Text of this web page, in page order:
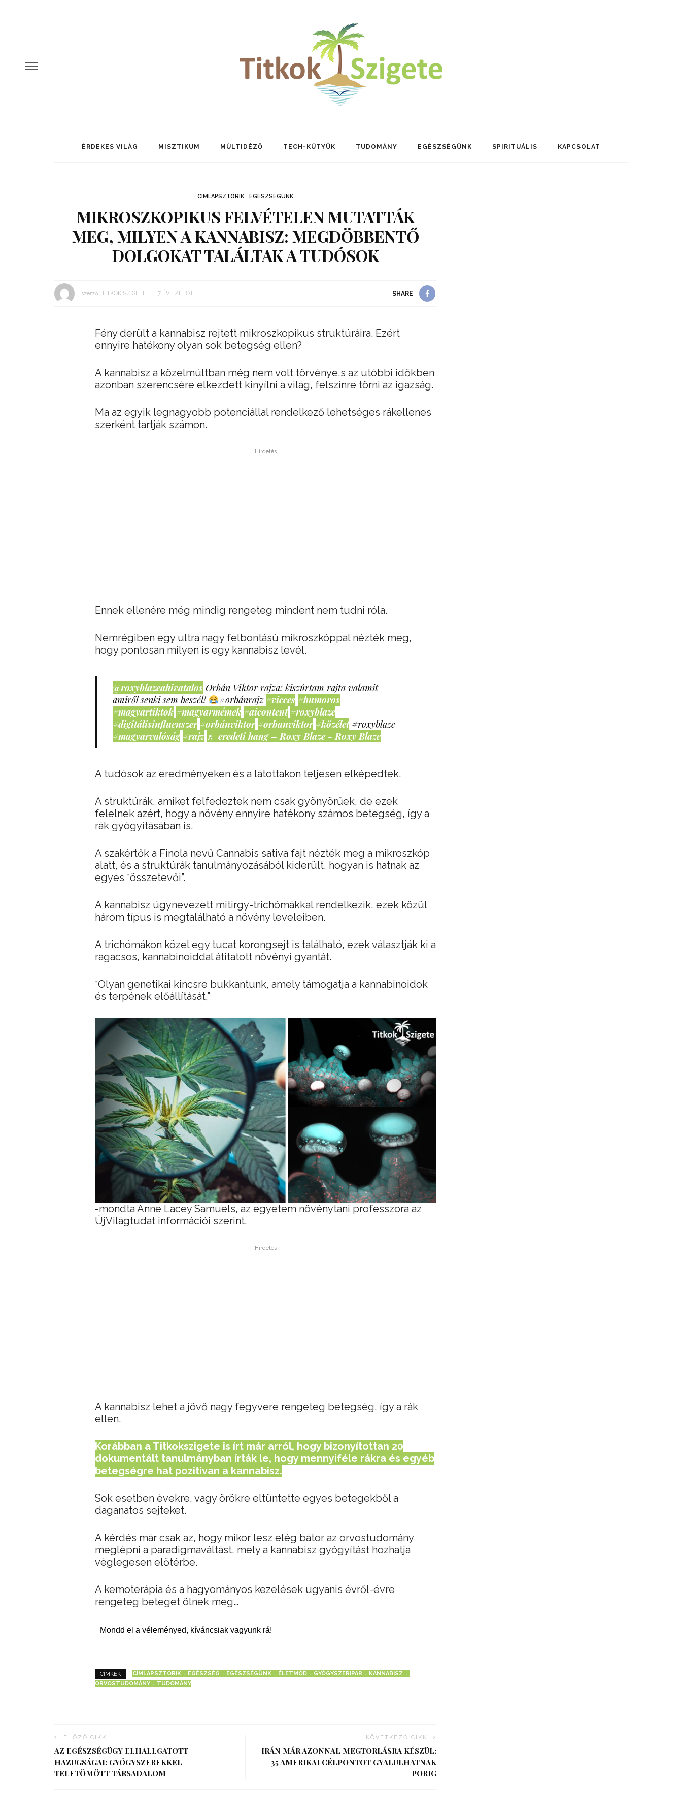
ÉRDEKES VILÁG MISZTIKUM MÚLTIDÉZŐ TECH-KÜTYÜK TUDOMÁNY EGÉSZSÉGÜNK SPIRITUÁLIS KAPCSOLAT
CÍMLAPSZTORIK EGÉSZSÉGÜNK
MIKROSZKOPIKUS FELVÉTELEN MUTATTÁK
MEG, MILYEN A KANNABISZ: MEGDÖBBENTŐ
DOLGOKAT TALÁLTAK A TUDÓSOK
szerző: TITKOK SZIGETE 7 ÉV EZELŐTT SHARE
Fény derült a kannabisz rejtett mikroszkopikus struktúráira. Ezért
ennyire hatékony olyan sok betegség ellen?
A kannabisz a közelmúltban még nem volt törvénye,s az utóbbi időkben
azonban szerencsére elkezdett kinyílni a világ, felszínre törni az igazság.
Ma az egyik legnagyobb potenciállal rendelkező lehetséges rákellenes
szerként tartják számon.
Hirdetés
Ennek ellenére még mindig rengeteg mindent nem tudni róla.
Nemrégiben egy ultra nagy felbontású mikroszkóppal nézték meg,
hogy pontosan milyen is egy kannabisz levél.
@roxyblazeahivatalos Orbán Viktor rajza: kiszúrtam rajta valamit
amiről senki sem beszél!
#orbánrajz #vicces #humoros
#magyartiktok #magyarmémek #aicontent #roxyblaze
#digitálisinfluenszer #orbánviktor #orbanviktor #közélet #roxyblaze
#magyarvalóság #rajz ♬ eredeti hang – Roxy Blaze - Roxy Blaze
A tudósok az eredményeken és a látottakon teljesen elképedtek.
A struktúrák, amiket felfedeztek nem csak gyönyörűek, de ezek
felelnek azért, hogy a növény ennyire hatékony számos betegség, így a
rák gyógyításában is.
A szakértők a Finola nevű Cannabis sativa fajt nézték meg a mikroszkóp
alatt, és a struktúrák tanulmányozásából kiderült, hogyan is hatnak az
egyes “összetevői”.
A kannabisz úgynevezett mitirgy-trichómákkal rendelkezik, ezek közül
három típus is megtalálható a növény leveleiben.
A trichómákon közel egy tucat korongsejt is található, ezek választják ki a
ragacsos, kannabinoiddal átitatott növényi gyantát.
“Olyan genetikai kincsre bukkantunk, amely támogatja a kannabinoidok
és terpének előállítását,”
-mondta Anne Lacey Samuels, az egyetem növénytani professzora az
ÚjVilágtudat információi szerint.
Hirdetés
A kannabisz lehet a jövő nagy fegyvere rengeteg betegség, így a rák
ellen.
Korábban a Titkokszigete is írt már arról, hogy bizonyítottan 20
dokumentált tanulmányban írták le, hogy mennyiféle rákra és egyéb
betegségre hat pozitívan a kannabisz.
Sok esetben évekre, vagy örökre eltüntette egyes betegekből a
daganatos sejteket.
A kérdés már csak az, hogy mikor lesz elég bátor az orvostudomány
meglépni a paradigmaváltást, mely a kannabisz gyógyítást hozhatja
véglegesen előtérbe.
A kemoterápia és a hagyományos kezelések ugyanis évről-évre
rengeteg beteget ölnek meg…
Mondd el a véleményed, kíváncsiak vagyunk rá!
CÍMKÉK CÍMLAPSZTORIK EGÉSZSÉG EGÉSZSÉGÜNK ÉLETMÓD GYÓGYSZERIPAR
KANNABISZ
ORVOSTUDOMÁNY
TUDOMÁNY
ELŐZŐ CIKK
AZ EGÉSZSÉGÜGY ELHALLGATOTT
HAZUGSÁGAI: GYÓGYSZEREKKEL
TELETÖMÖTT TÁRSADALOM
KÖVETKEZŐ CIKK
IRÁN MÁR AZONNAL MEGTORLÁSRA KÉSZÜL:
35 AMERIKAI CÉLPONTOT GYALULHATNAK
PORIG